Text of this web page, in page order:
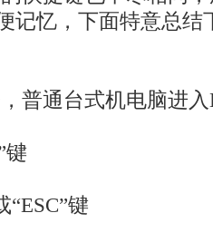
记忆，下面特意总结
普通台式机电脑进
键
“ESC”键